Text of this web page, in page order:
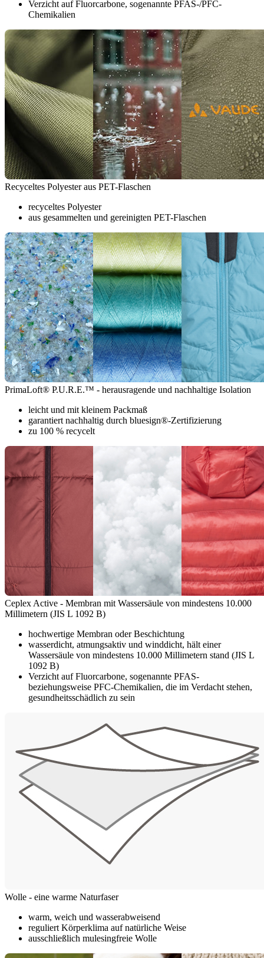
Verzicht auf Fluorcarbone, sogenannte PFAS-/PFC-
Chemikalien
Recyceltes Polyester aus PET-Flaschen
recyceltes Polyester
aus gesammelten und gereinigten PET-Flaschen
PrimaLoft® P.U.R.E.™ - herausragende und nachhaltige Isolation
leicht und mit kleinem Packmaß
garantiert nachhaltig durch bluesign®-Zertifizierung
zu 100 % recycelt
Ceplex Active - Membran mit Wassersäule von mindestens 10.000
Millimetern (JIS L 1092 B)
hochwertige Membran oder Beschichtung
wasserdicht, atmungsaktiv und winddicht, hält einer
Wassersäule von mindestens 10.000 Millimetern stand (JIS L
1092 B)
Verzicht auf Fluorcarbone, sogenannte PFAS-
beziehungsweise PFC-Chemikalien, die im Verdacht stehen,
gesundheitsschädlich zu sein
Wolle - eine warme Naturfaser
warm, weich und wasserabweisend
reguliert Körperklima auf natürliche Weise
ausschließlich mulesingfreie Wolle